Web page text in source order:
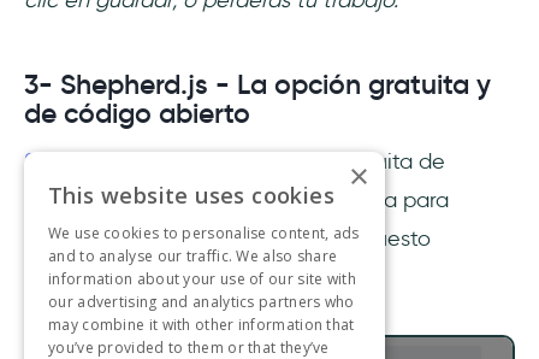
3- Shepherd.js - La opción gratuita y
de código abierto
Shepherd.js
es la mejor opción gratuita de
código abierto y una gran alternativa para
Lemon Learning si tienes un presupuesto
limitado.
×
This website uses cookies
We use cookies to personalise content, ads
and to analyse our traffic. We also share
information about your use of our site with
our advertising and analytics partners who
may combine it with other information that
you’ve provided to them or that they’ve